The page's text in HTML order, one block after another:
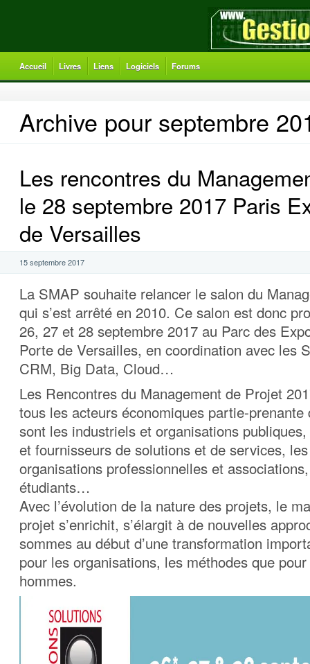
Accueil Livres Liens Logiciels Forums
Archive pour septembre
Les rencontres du
le 28 septembre 2017 Paris
de Versailles
15 septembre 2017
La SMAP souhaite relancer le salon du
qui s’est arrêté en 2010. Ce salon est donc
26, 27 et 28 septembre 2017 au Parc des
Porte de Versailles, en coordination avec les
CRM, Big Data, Cloud…
Les Rencontres du Management de Projet
tous les acteurs économiques partie-
sont les industriels et organisations
et fournisseurs de solutions et de services,
organisations professionnelles et
étudiants…
Avec l’évolution de la nature des projets, le
projet s’enrichit, s’élargit à de nouvelles
sommes au début d’une transformation
pour les organisations, les méthodes que
hommes.